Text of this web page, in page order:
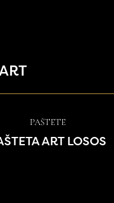
PAŠTETE
ART LOSOS